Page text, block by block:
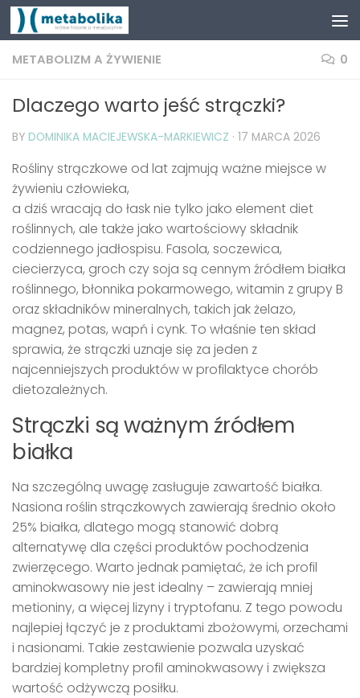
METABOLIZM A ŻYWIENIE 0
Dlaczego warto jeść strączki?
BY DOMINIKA MACIEJEWSKA-MARKIEWICZ · 17 MARCA 2026
Rośliny strączkowe od lat zajmują ważne miejsce w
żywieniu człowieka,
a dziś wracają do łask nie tylko jako element diet
roślinnych, ale także jako wartościowy składnik
codziennego jadłospisu. Fasola, soczewica,
ciecierzyca, groch czy soja są cennym źródłem białka
roślinnego, błonnika pokarmowego, witamin z grupy B
oraz składników mineralnych, takich jak żelazo,
magnez, potas, wapń i cynk. To właśnie ten skład
sprawia, że strączki uznaje się za jeden z
najcenniejszych produktów w profilaktyce chorób
dietozależnych.
Strączki są ważnym źródłem
białka
Na szczególną uwagę zasługuje zawartość białka.
Nasiona roślin strączkowych zawierają średnio około
25% białka, dlatego mogą stanowić dobrą
alternatywę dla części produktów pochodzenia
zwierzęcego. Warto jednak pamiętać, że ich profil
aminokwasowy nie jest idealny – zawierają mniej
metioniny, a więcej lizyny i tryptofanu. Z tego powodu
najlepiej łączyć je z produktami zbożowymi, orzechami
i nasionami. Takie zestawienie pozwala uzyskać
bardziej kompletny profil aminokwasowy i zwiększa
wartość odżywczą posiłku.